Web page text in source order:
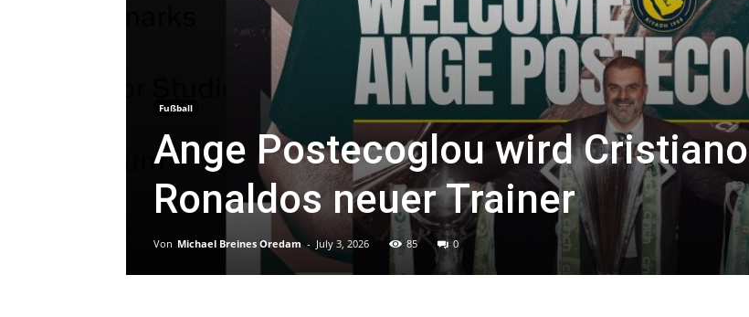
Fußball
Ange Postecoglou wird Cristiano
Ronaldos neuer Trainer
Von Michael Breines Oredam - July 3, 2026 85 0